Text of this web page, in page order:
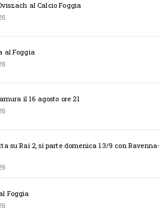
al Calcio Foggia
al Foggia
il 16 agosto ore 21
su Rai 2, si parte domenica 13/9 con Ravenna-
Foggia